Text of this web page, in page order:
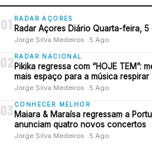
01 RADAR AÇORES
Radar Açores Diário Quarta-feira,
Jorge Silva Medeiros · 5 Ago
02 RADAR NACIONAL
Pikika regressa com “HOJE TEM”:
mais espaço para a música respirar
Jorge Silva Medeiros · 5 Ago
03 CONHECER MELHOR
Maiara & Maraísa regressam a
anunciam quatro novos concertos
Jorge Silva Medeiros · 5 Ago